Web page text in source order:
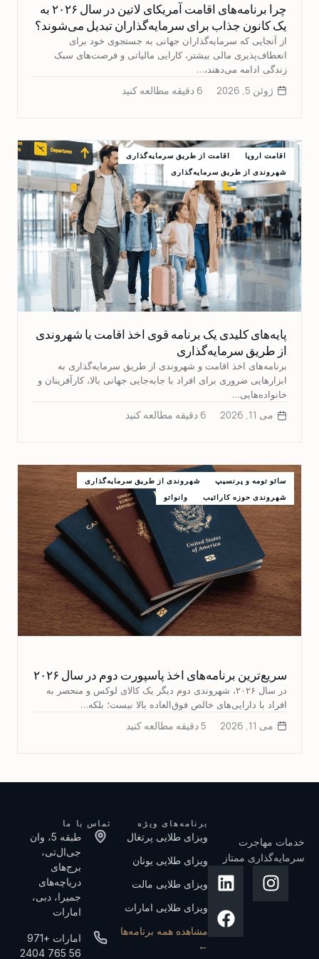
چرا برنامه‌های اقامت آمریکای لاتین در سال ۲۰۲۶ به
یک کانون جذاب برای سرمایه‌گذاران تبدیل می‌شوند؟
از آنجایی که سرمایه‌گذاران جهانی به جستجوی خود برای
انعطاف‌پذیری مالی بیشتر، کارایی مالیاتی و فرصت‌های سبک
زندگی ادامه می‌دهند،…
ژوئن 5, 2026 6 دقیقه مطالعه کنید
اقامت اروپا
اقامت از طریق سرمایه‌گذاری
شهروندی از طریق سرمایه‌گذاری
پایه‌های کلیدی یک برنامه قوی اخذ اقامت یا شهروندی
از طریق سرمایه‌گذاری
برنامه‌های اخذ اقامت و شهروندی از طریق سرمایه‌گذاری به
ابزارهایی ضروری برای افراد با جابه‌جایی جهانی بالا، کارآفرینان و
خانواده‌هایی…
می 11, 2026 6 دقیقه مطالعه کنید
سائو تومه و پرنسیپ
شهروندی از طریق سرمایه‌گذاری
شهروندی حوزه کارائیب
وانواتو
سریع‌ترین برنامه‌های اخذ پاسپورت دوم در سال ۲۰۲۶
در سال ۲۰۲۶، شهروندی دوم دیگر یک کالای لوکس و منحصر به
افراد با دارایی‌های خالص فوق‌العاده بالا نیست؛ بلکه…
می 11, 2026 5 دقیقه مطالعه کنید
خدمات مهاجرت
سرمایه‌گذاری ممتاز
برنامه‌های ویژه
ویزای طلایی پرتغال
ویزای طلایی یونان
ویزای طلایی مالت
ویزای طلایی امارات
مشاهده همه برنامه‌ها
←
تماس با ما
طبقه 5، وان
جی‌ال‌تی،
برج‌های
دریاچه‌های
جمیرا، دبی،
امارات
امارات +971
56 765 2404